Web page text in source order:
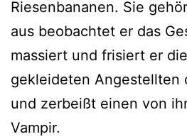
Riesenbananen. Sie
aus beobachtet er das
massiert und frisiert er
gekleideten Angestellten
und zerbeißt einen von
Vampir.